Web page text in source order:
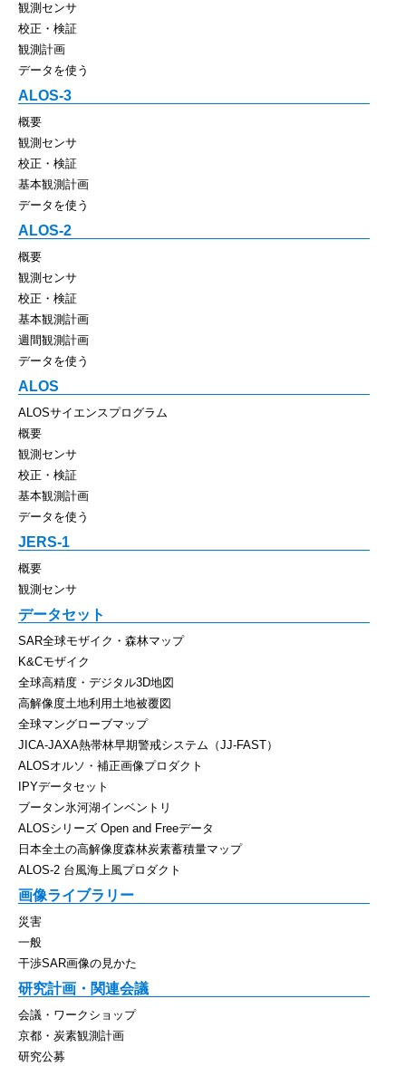
観測センサ
校正・検証
観測計画
データを使う
ALOS-3
概要
観測センサ
校正・検証
基本観測計画
データを使う
ALOS-2
概要
観測センサ
校正・検証
基本観測計画
週間観測計画
データを使う
ALOS
ALOSサイエンスプログラム
概要
観測センサ
校正・検証
基本観測計画
データを使う
JERS-1
概要
観測センサ
データセット
SAR全球モザイク・森林マップ
K&Cモザイク
全球高精度・デジタル3D地図
高解像度土地利用土地被覆図
全球マングローブマップ
JICA-JAXA熱帯林早期警戒システム（JJ-FAST）
ALOSオルソ・補正画像プロダクト
IPYデータセット
ブータン氷河湖インベントリ
ALOSシリーズ Open and Freeデータ
日本全土の高解像度森林炭素蓄積量マップ
ALOS-2 台風海上風プロダクト
画像ライブラリー
災害
一般
干渉SAR画像の見かた
研究計画・関連会議
会議・ワークショップ
京都・炭素観測計画
研究公募